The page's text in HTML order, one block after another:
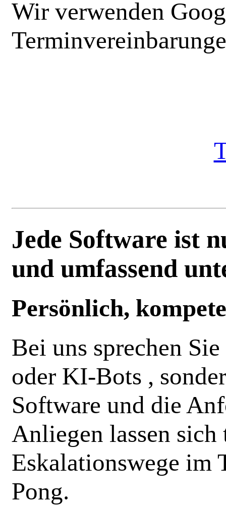
Wir verwenden
Jede Software ist
und umfassend
Persönlich,
Bei uns sprechen
oder KI-Bots ,
Software und die
Anliegen lassen
Eskalationswege im
Pong.